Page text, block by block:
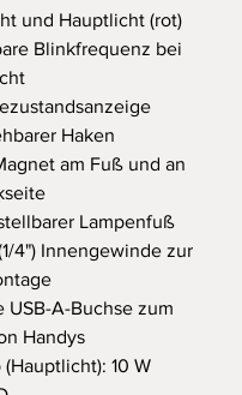
und Hauptlicht (rot)
Blinkfrequenz bei
Haken
am Fuß und an
Lampenfuß
4") Innengewinde zur
USB-A-Buchse zum
Handys
(Hauptlicht): 10 W